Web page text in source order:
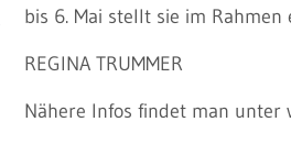
bis 6. Mai stellt sie im Rahmen
REGINA TRUMMER
Nähere Infos findet man unter